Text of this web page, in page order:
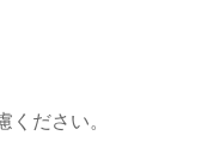
ださい。